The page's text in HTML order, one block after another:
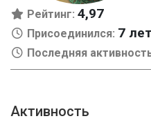
Рейтинг: 4,97
Присоединился: 7
Последняя
Активность